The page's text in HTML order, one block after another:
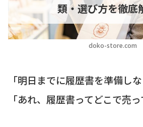
doko-store.com
類・選び方を徹底
「明日までに履歴書を準備しな
「あれ、履歴書ってどこで売